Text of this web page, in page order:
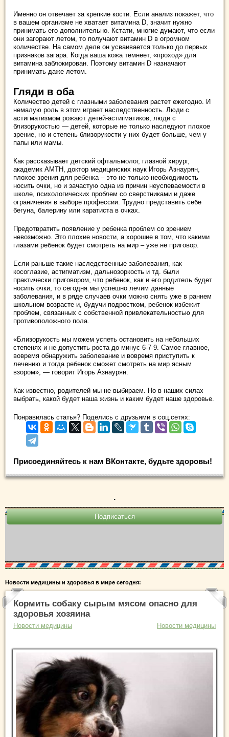
Именно он отвечает за крепкие кости. Если анализ покажет, что
в вашем организме не хватает витамина D, значит нужно
принимать его дополнительно. Кстати, многие думают, что если
они загорают летом, то получают витамин D в огромном
количестве. На самом деле он усваивается только до первых
признаков загара. Когда ваша кожа темнеет, «проход» для
витамина заблокирован. Поэтому витамин D назначают
принимать даже летом.
Гляди в оба
Количество детей с глазными заболевания растет ежегодно. И
немалую роль в этом играет наследственность. Люди с
астигматизмом рожают детей-астигматиков, люди с
близорукостью — детей, которые не только наследуют плохое
зрение, но и степень близорукости у них будет больше, чем у
папы или мамы.
Как рассказывает детский офтальмолог, глазной хирург,
академик АМТН, доктор медицинских наук Игорь Азнаурян,
плохое зрения для ребенка – это не только необходимость
носить очки, но и зачастую одна из причин неуспеваемости в
школе, психологических проблем со сверстниками и даже
ограничения в выборе профессии. Трудно представить себе
бегуна, балерину или каратиста в очках.
Предотвратить появление у ребенка проблем со зрением
невозможно. Это плохие новости, а хорошие в том, что какими
глазами ребенок будет смотреть на мир – уже не приговор.
Если раньше такие наследственные заболевания, как
косоглазие, астигматизм, дальнозоркость и тд. были
практически приговором, что ребенок, как и его родитель будет
носить очки, то сегодня мы успешно лечим данные
заболевания, и в ряде случаев очки можно снять уже в раннем
школьном возрасте и, будучи подростком, ребенок избежит
проблем, связанных с собственной привлекательностью для
противоположного пола.
«Близорукость мы можем успеть остановить на небольших
степенях и не допустить роста до минус 6-7-9. Самое главное,
вовремя обнаружить заболевание и вовремя приступить к
лечению и тогда ребенок сможет смотреть на мир ясным
взором», — говорит Игорь Азнаурян.
Как известно, родителей мы не выбираем. Но в наших силах
выбрать, какой будет наша жизнь и каким будет наше здоровье.
Понравилась статья? Поделись с друзьями в соц.сетях:
Присоединяйтесь к нам ВКонтакте, будьте здоровы!
.
Новости медицины и здоровья в мире сегодня:
Кормить собаку сырым мясом опасно для
здоровья хозяина
Новости медицины Новости медицины